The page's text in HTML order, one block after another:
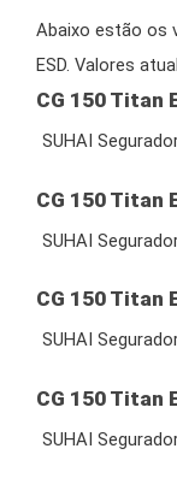
Abaixo estão os
ESD. Valores
CG 150 Titan
SUHAI
CG 150 Titan
SUHAI
CG 150 Titan
SUHAI
CG 150 Titan
SUHAI